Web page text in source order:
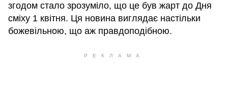
згодом стало зрозуміло, що це був жарт до Дня
сміху 1 квітня. Ця новина виглядає настільки
божевільною, що аж правдоподібною.